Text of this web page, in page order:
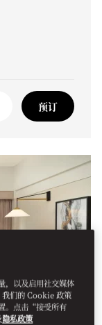
预订
，以及启用社交媒体
们的 Cookie 政策
。点击“接受所有
隐私政策